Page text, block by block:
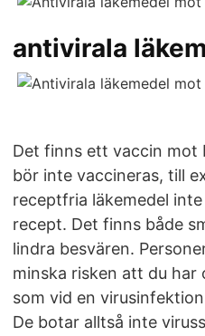
antivirala
Det finns ett vaccin mot
bör inte vaccineras, till
receptfria läkemedel
recept. Det finns både
lindra besvären.
minska risken att du har
som vid en
De botar alltså inte